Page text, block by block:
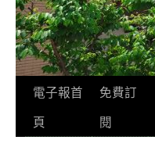
跳
至
電子報首
頁
免費訂
閱